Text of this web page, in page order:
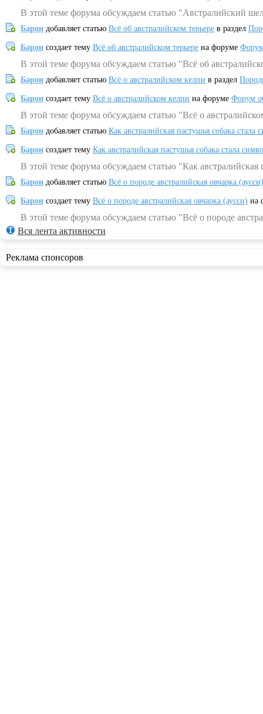
В этой теме форума обсуждаем статью "Австралийский
Барон добавляет статью Всё об австралийском терьере в раздел
Барон создает тему Всё об австралийском терьере на форуме
В этой теме форума обсуждаем статью "Всё об
Барон добавляет статью Всё о австралийском келпи в раздел
Барон создает тему Всё о австралийском келпи на форуме Форум
В этой теме форума обсуждаем статью "Всё о
Барон добавляет статью Как австралийская пастушья собака
Барон создает тему Как австралийская пастушья собака стала
В этой теме форума обсуждаем статью "Как
Барон добавляет статью Всё о породе австралийская овчарка (аусси)
Барон создает тему Всё о породе австралийская овчарка (аусси) на
В этой теме форума обсуждаем статью "Всё о породе
Вся лента активности
Реклама спонсоров